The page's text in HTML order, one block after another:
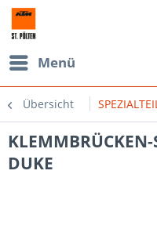
Menü
Übersicht
KLEMMBRÜCKEN-
DUKE